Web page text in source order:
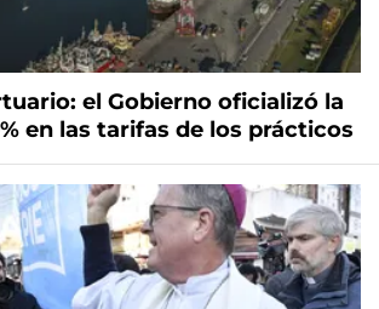
el Gobierno oficializó la
en las tarifas de los prácticos